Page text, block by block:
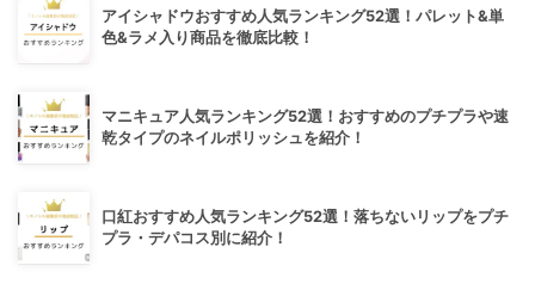
アイシャドウおすすめ人気ランキング52選！パレット&単
色&ラメ入り商品を徹底比較！
マニキュア人気ランキング52選！おすすめのプチプラや速
乾タイプのネイルポリッシュを紹介！
口紅おすすめ人気ランキング52選！落ちないリップをプチ
プラ・デパコス別に紹介！